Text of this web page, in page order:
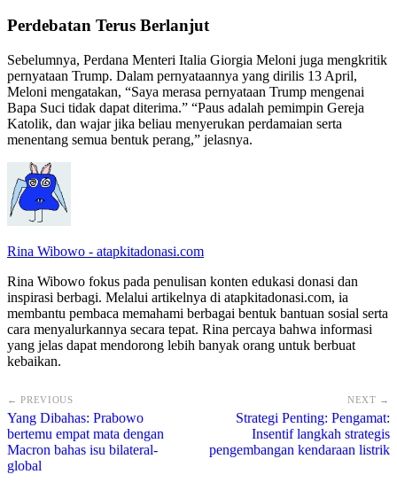
Perdebatan Terus Berlanjut
Sebelumnya, Perdana Menteri Italia Giorgia Meloni juga mengkritik
pernyataan Trump. Dalam pernyataannya yang dirilis 13 April,
Meloni mengatakan, “Saya merasa pernyataan Trump mengenai
Bapa Suci tidak dapat diterima.” “Paus adalah pemimpin Gereja
Katolik, dan wajar jika beliau menyerukan perdamaian serta
menentang semua bentuk perang,” jelasnya.
Rina Wibowo - atapkitadonasi.com
Rina Wibowo fokus pada penulisan konten edukasi donasi dan
inspirasi berbagi. Melalui artikelnya di atapkitadonasi.com, ia
membantu pembaca memahami berbagai bentuk bantuan sosial serta
cara menyalurkannya secara tepat. Rina percaya bahwa informasi
yang jelas dapat mendorong lebih banyak orang untuk berbuat
kebaikan.
← PREVIOUS
Yang Dibahas: Prabowo
bertemu empat mata dengan
Macron bahas isu bilateral-
global
NEXT →
Strategi Penting: Pengamat:
Insentif langkah strategis
pengembangan kendaraan listrik